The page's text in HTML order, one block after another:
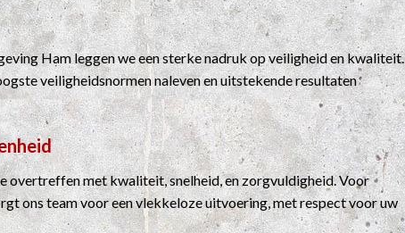
Ham leggen we een sterke nadruk op veiligheid en kwaliteit.
veiligheidsnormen naleven en uitstekende resultaten
overtreffen met kwaliteit, snelheid, en zorgvuldigheid. Voor
ons team voor een vlekkeloze uitvoering, met respect voor uw